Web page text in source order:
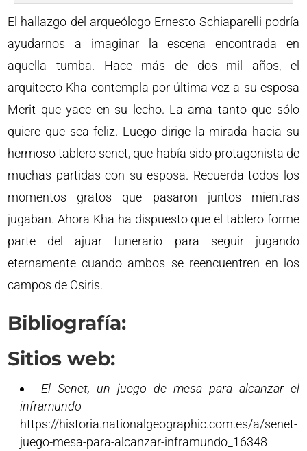
El hallazgo del arqueólogo Ernesto Schiaparelli podría
ayudarnos a imaginar la escena encontrada en
aquella tumba. Hace más de dos mil años, el
arquitecto Kha contempla por última vez a su esposa
Merit que yace en su lecho. La ama tanto que sólo
quiere que sea feliz. Luego dirige la mirada hacia su
hermoso tablero senet, que había sido protagonista de
muchas partidas con su esposa. Recuerda todos los
momentos gratos que pasaron juntos mientras
jugaban. Ahora Kha ha dispuesto que el tablero forme
parte del ajuar funerario para seguir jugando
eternamente cuando ambos se reencuentren en los
campos de Osiris.
Bibliografía:
Sitios web:
El Senet, un juego de mesa para alcanzar el
inframundo
https://historia.nationalgeographic.com.es/a/senet-
juego-mesa-para-alcanzar-inframundo_16348